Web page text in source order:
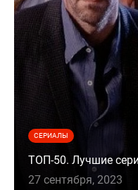
СЕРИАЛЫ
ТОП-50. Лучшие
27 сентября, 2023